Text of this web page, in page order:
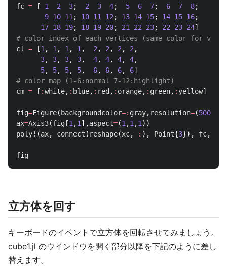
fc = [ 1 2 3; 2 3 4; 5 6 7; 6 7 8;
9 10 11 ; 10 11 12 ; 13 14 15; 14 15 16;
17 18 19; 18 19 20; 21 22 23; 22 23 24]
# color index of each vertices (same color for
cl
= [1 , 1 , 1 , 1 , 2 , 2 , 2 , 2 ,
3, 3, 3, 3, 4, 4, 4, 4,
5, 5, 5, 5, 6, 6, 6, 6]
# color map (1-6:normal 7-12:highlight)
cm = [ :white, : blue, : red , : orange, : green, : yellow]
fig=Figure( backgroundcolor=: gray, resolution=(500
ax=Axis3(fig [1 ,1 ],aspect=(1 ,1 ,1 ))
poly! (ax, connect ( reshape(xc, : ), Point{3}), fc,
fig
立方体を回す
キーボードのイベントで立方体を回転させてみましょう。
cube1.jl のウインドウを開く部分以降を下記のように差し
替えます。